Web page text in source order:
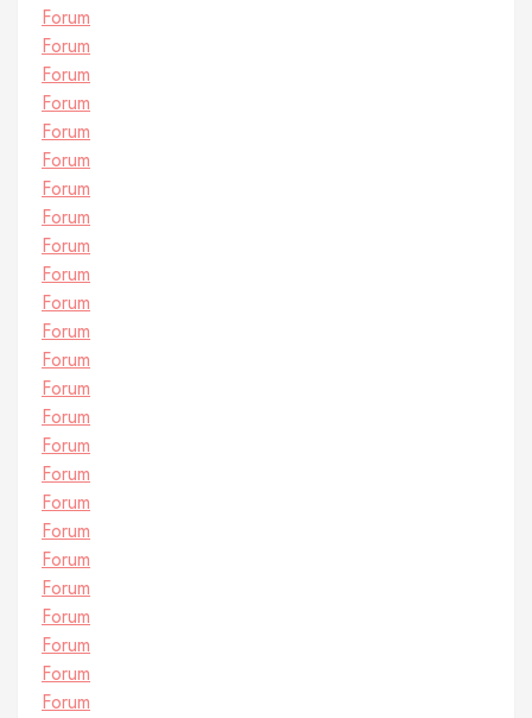
Forum
Forum
Forum
Forum
Forum
Forum
Forum
Forum
Forum
Forum
Forum
Forum
Forum
Forum
Forum
Forum
Forum
Forum
Forum
Forum
Forum
Forum
Forum
Forum
Forum